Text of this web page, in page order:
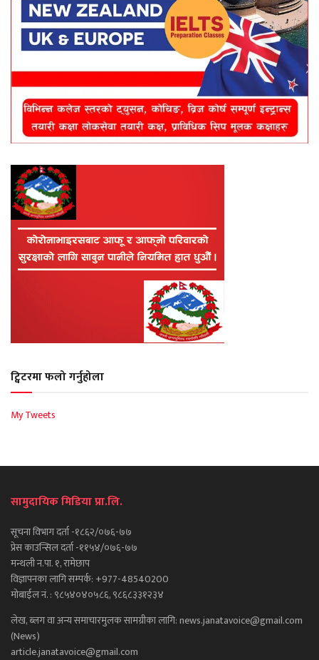
ट्विटरमा फलो गर्नुहोला
My Tweets
सामुदायिक मिडिया प्रा.लि.
सूचना विभाग दर्ता -१८६२/०७६-७७
प्रेस काउन्सिल दर्ता -११५४/०७६-७७
मन्थली न.पा. १, रामेछाप
विज्ञापनका लागि सम्पर्क: +977-48540200
मोबाईल नं. : ९८५४०४०५८६, ९८६८३३१२३४
लेख, ब्लग वा अन्य समाचारमुलक सामग्रीका लागि: news.janatavoice@gmail.com
(News)
article.janatavoice@gmail.com